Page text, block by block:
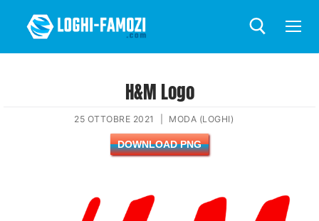
H&M Logo
25 OTTOBRE 2021 MODA (LOGHI)
DOWNLOAD PNG